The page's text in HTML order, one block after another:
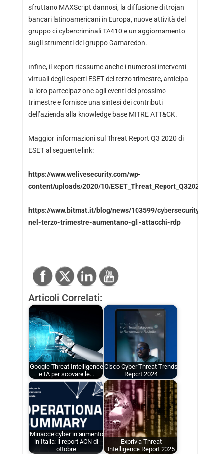
sfruttano MAXScript dannosi, la diffusione di trojan
bancari latinoamericani in Europa, nuove attività del
gruppo di cybercriminali TA410 e un aggiornamento
sugli strumenti del gruppo Gamaredon.
Infine, il Report riassume anche i numerosi interventi
virtuali degli esperti ESET del terzo trimestre, anticipa
la loro partecipazione agli eventi del prossimo
trimestre e fornisce una sintesi dei contributi
dell’azienda alla knowledge base MITRE ATT&CK.
Maggiori informazioni sul Threat Report Q3 2020 di
ESET al seguente link:
https://www.welivesecurity.com/wp-
content/uploads/2020/10/ESET_Threat_Report_Q32020.pdf
https://www.bitmat.it/blog/news/103599/cybersecurity-
nel-terzo-trimestre-aumentano-gli-attacchi-rdp
Articoli Correlati:
Google Threat Intelligence
e IA per scovare le…
Cisco Cyber Threat Trends
Report 2024
Minacce cyber in aumento
in Italia: il report ACN di
ottobre
Exprivia Threat
Intelligence Report 2025